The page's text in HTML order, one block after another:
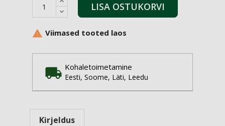
LISA OSTUKORVI
 Viimased tooted laos
Kohaletoimetamine
Eesti, Soome, Läti, Leedu
Kirjeldus